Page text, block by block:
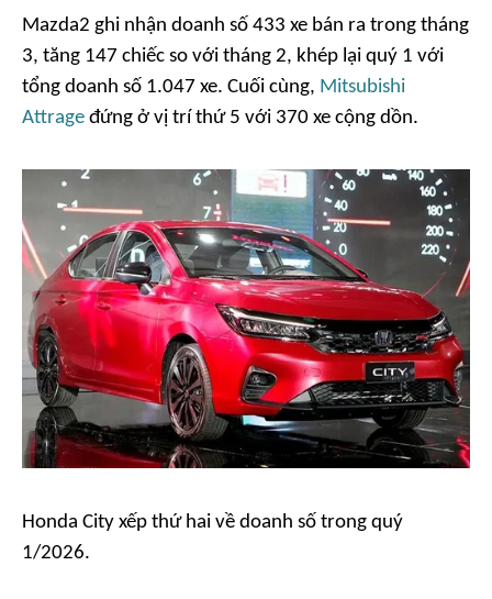
Mazda2 ghi nhận doanh số 433 xe bán ra trong tháng
3, tăng 147 chiếc so với tháng 2, khép lại quý 1 với
tổng doanh số 1.047 xe. Cuối cùng, Mitsubishi
Attrage đứng ở vị trí thứ 5 với 370 xe cộng dồn.
Honda City xếp thứ hai về doanh số trong quý
1/2026.